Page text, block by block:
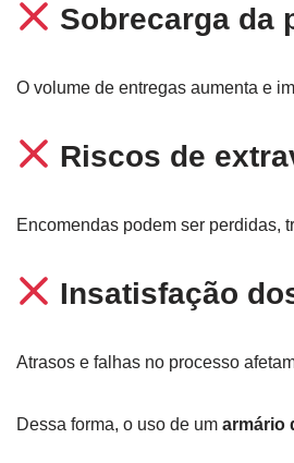
Sobrecarga da
O volume de entregas aumenta e
Riscos de
Encomendas podem ser perdidas,
Insatisfação
Atrasos e falhas no processo
Dessa forma, o uso de um armário